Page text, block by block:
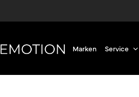
Marken Service